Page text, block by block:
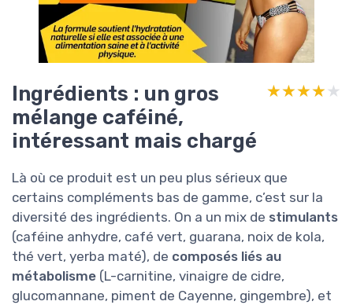
Ingrédients : un gros
mélange caféiné,
intéressant mais chargé
★★★★★
★★★★★
Là où ce produit est un peu plus sérieux que
certains compléments bas de gamme, c’est sur la
diversité des ingrédients. On a un mix de stimulants
(caféine anhydre, café vert, guarana, noix de kola,
thé vert, yerba maté), de composés liés au
métabolisme (L-carnitine, vinaigre de cidre,
glucomannane, piment de Cayenne, gingembre), et